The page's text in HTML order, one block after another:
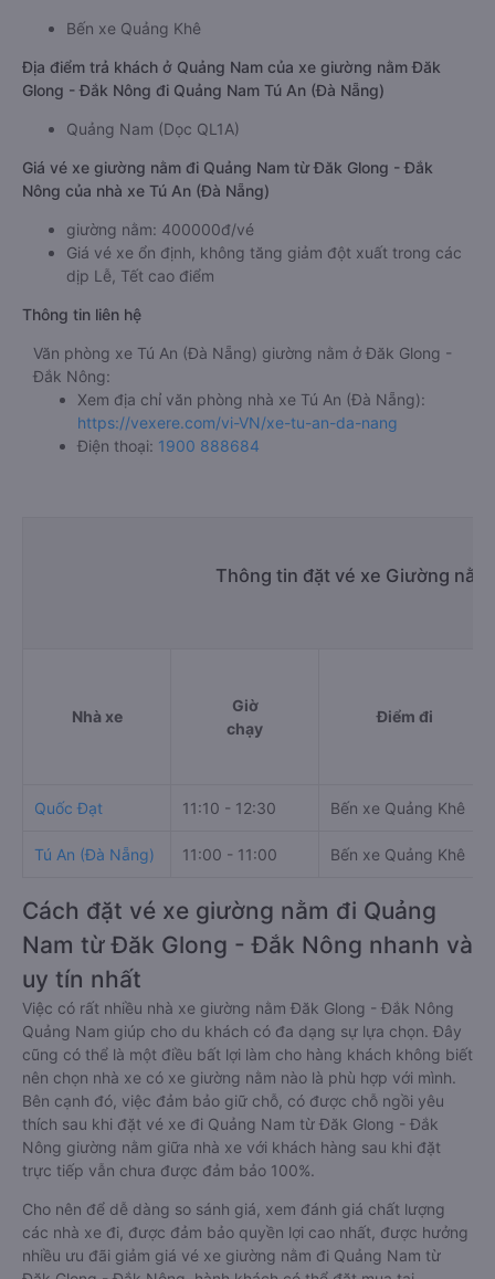
Bến xe Quảng Khê
Địa điểm trả khách ở Quảng Nam của xe giường nằm Đăk
Glong - Đắk Nông đi Quảng Nam Tú An (Đà Nẵng)
Quảng Nam (Dọc QL1A)
Giá vé xe giường nằm đi Quảng Nam từ Đăk Glong - Đắk
Nông của nhà xe Tú An (Đà Nẵng)
giường nằm: 400000đ/vé
Giá vé xe ổn định, không tăng giảm đột xuất trong các
dịp Lễ, Tết cao điểm
Thông tin liên hệ
Văn phòng xe Tú An (Đà Nẵng) giường nằm ở Đăk Glong -
Đắk Nông:
Xem địa chỉ văn phòng nhà xe Tú An (Đà Nẵng):
https://vexere.com/vi-VN/xe-tu-an-da-nang
Điện thoại: 1900 888684
Thông tin đặt vé xe Giường
Nhà xe
Giờ
chạy
Điểm đi
Quốc Đạt 11:10 - 12:30 Bến xe Quảng Khê
Tú An (Đà Nẵng) 11:00 - 11:00 Bến xe Quảng Khê
Cách đặt vé xe giường nằm đi Quảng
Nam từ Đăk Glong - Đắk Nông nhanh và
uy tín nhất
Việc có rất nhiều nhà xe giường nằm Đăk Glong - Đắk Nông
Quảng Nam giúp cho du khách có đa dạng sự lựa chọn. Đây
cũng có thể là một điều bất lợi làm cho hàng khách không biết
nên chọn nhà xe có xe giường nằm nào là phù hợp với mình.
Bên cạnh đó, việc đảm bảo giữ chỗ, có được chỗ ngồi yêu
thích sau khi đặt vé xe đi Quảng Nam từ Đăk Glong - Đắk
Nông giường nằm giữa nhà xe với khách hàng sau khi đặt
trực tiếp vẫn chưa được đảm bảo 100%.
Cho nên để dễ dàng so sánh giá, xem đánh giá chất lượng
các nhà xe đi, được đảm bảo quyền lợi cao nhất, được hưởng
nhiều ưu đãi giảm giá vé xe giường nằm đi Quảng Nam từ